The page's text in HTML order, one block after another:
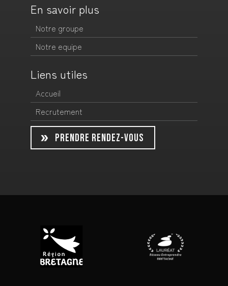
En savoir plus
Notre groupe
Notre equipe
Liens utiles
Accueil
Recrutement
PRENDRE RENDEZ-VOUS